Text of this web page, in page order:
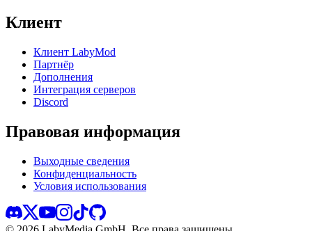
Клиент
Клиент LabyMod
Партнёр
Дополнения
Интеграция серверов
Discord
Правовая информация
Выходные сведения
Конфиденциальность
Условия использования